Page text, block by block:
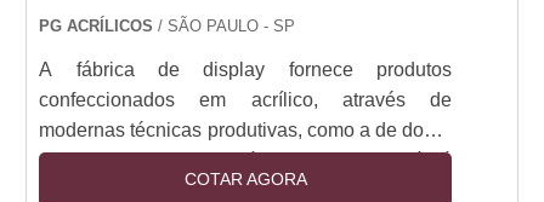
PG ACRÍLICOS / SÃO PAULO - SP
A fábrica de display fornece produtos
confeccionados em acrílico, através de
modernas técnicas produtivas, como a de dobra
nesse material. Com a fábrica, o cliente terá irá
adquirir de um produto feito sob rigorosos
COTAR AGORA